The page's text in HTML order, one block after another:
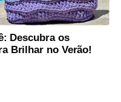
Descubra os
Brilhar no Verão!